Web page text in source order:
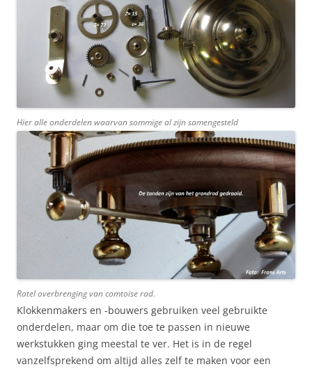
Hier alle onderdelen waarvan sommige al zijn samengesteld
Ratel overbrenging van comtoise rad.
Klokkenmakers en -bouwers gebruiken veel gebruikte
onderdelen, maar om die toe te passen in nieuwe
werkstukken ging meestal te ver. Het is in de regel
vanzelfsprekend om altijd alles zelf te maken voor een